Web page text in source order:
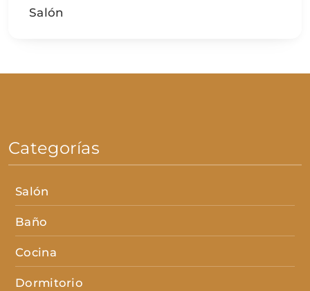
Salón
Categorías
Salón
Baño
Cocina
Dormitorio